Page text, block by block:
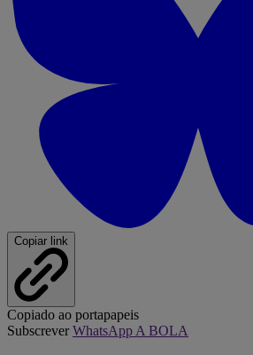
Copiar link
Copiado ao portapapeis
SubscreverWhatsApp A BOLA